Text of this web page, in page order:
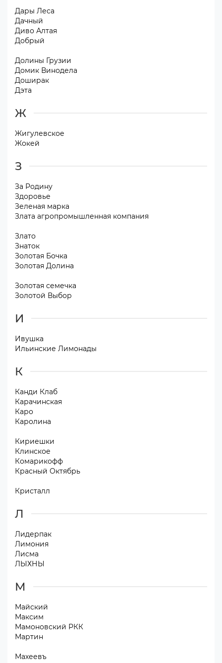
Дары Леса
Дачный
Диво Алтая
Добрый
Долины Грузии
Домик Винодела
Доширак
Дэта
Ж
Жигулевское
Жокей
З
За Родину
Здоровье
Зеленая марка
Злата агропромышленная компания
Злато
Знаток
Золотая Бочка
Золотая Долина
Золотая семечка
Золотой Выбор
И
Ивушка
Ильинские Лимонады
К
Канди Клаб
Карачинская
Каро
Каролина
Кириешки
Клинское
Комарикофф
Красный Октябрь
Кристалл
Л
Лидерпак
Лимония
Лисма
ЛЫХНЫ
М
Майский
Максим
Мамоновский РКК
Мартин
Махеевъ